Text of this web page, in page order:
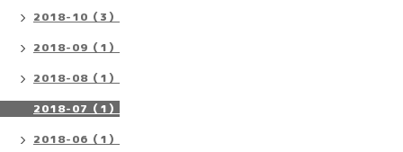
2018-10（3）
2018-09（1）
2018-08（1）
2018-07（1）
2018-06（1）